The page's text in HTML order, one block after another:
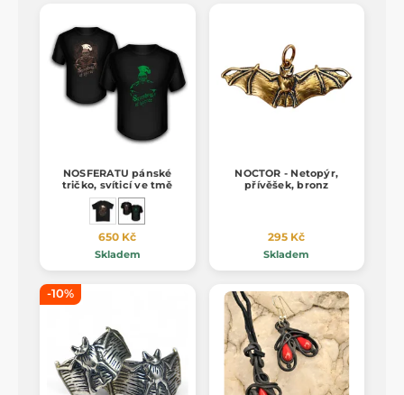
NOSFERATU pánské
tričko, svíticí ve tmě
650 Kč
Skladem
NOCTOR - Netopýr,
přívěšek, bronz
295 Kč
Skladem
-10%